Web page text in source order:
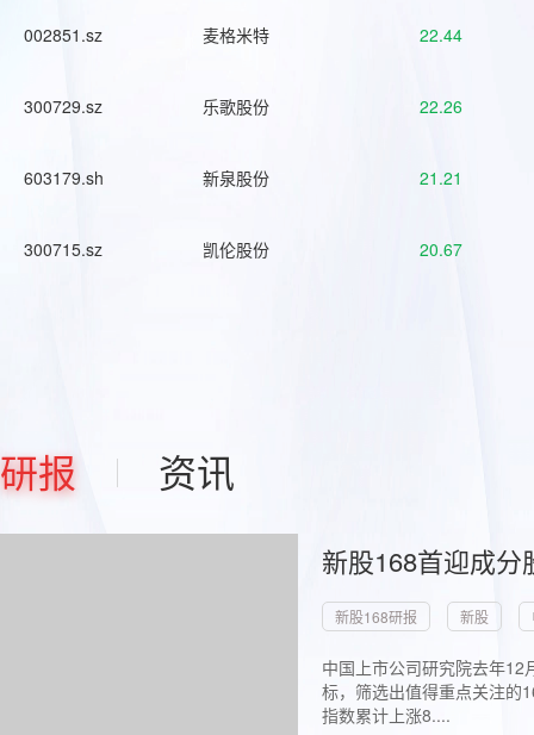
002851.sz 麦格米特 22.44
300729.sz 乐歌股份 22.26
603179.sh 新泉股份 21.21
300715.sz 凯伦股份 20.67
研报 资讯
新股168首迎成
新股168研报 新股
中国上市公司研究院去年
标，筛选出值得重点关注的
指数累计上涨8....